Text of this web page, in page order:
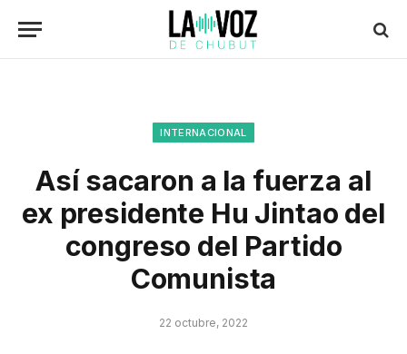
INTERNACIONAL
Así sacaron a la fuerza al
ex presidente Hu Jintao del
congreso del Partido
Comunista
22 octubre, 2022